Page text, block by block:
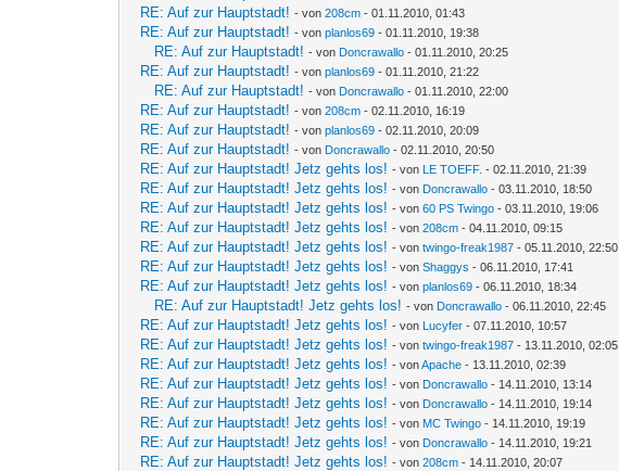
RE: Auf zur Hauptstadt! - von208cm - 01.11.2010, 01:43
RE: Auf zur Hauptstadt! - vonplanlos69 - 01.11.2010, 19:38
RE: Auf zur Hauptstadt! - von Doncrawallo - 01.11.2010, 20:25
RE: Auf zur Hauptstadt! - vonplanlos69 - 01.11.2010, 21:22
RE: Auf zur Hauptstadt! - von Doncrawallo - 01.11.2010, 22:00
RE: Auf zur Hauptstadt! - von208cm - 02.11.2010, 16:19
RE: Auf zur Hauptstadt! - vonplanlos69 - 02.11.2010, 20:09
RE: Auf zur Hauptstadt! - von Doncrawallo - 02.11.2010, 20:50
RE: Auf zur Hauptstadt! Jetz gehts los! - von LE TOEFF. - 02.11.2010, 21:39
RE: Auf zur Hauptstadt! Jetz gehts los! - von Doncrawallo - 03.11.2010, 18:50
RE: Auf zur Hauptstadt! Jetz gehts los! - von60 PS Twingo - 03.11.2010, 19:06
RE: Auf zur Hauptstadt! Jetz gehts los! - von208cm - 04.11.2010, 09:15
RE: Auf zur Hauptstadt! Jetz gehts los! - vontwingo-freak1987 - 05.11.2010, 22:50
RE: Auf zur Hauptstadt! Jetz gehts los! - vonShaggys - 06.11.2010, 17:41
RE: Auf zur Hauptstadt! Jetz gehts los! - vonplanlos69 - 06.11.2010, 18:34
RE: Auf zur Hauptstadt! Jetz gehts los! - von Doncrawallo - 06.11.2010, 22:45
RE: Auf zur Hauptstadt! Jetz gehts los! - von Lucyfer - 07.11.2010, 10:57
RE: Auf zur Hauptstadt! Jetz gehts los! - vontwingo-freak1987 - 13.11.2010, 02:05
RE: Auf zur Hauptstadt! Jetz gehts los! - vonApache - 13.11.2010, 02:39
RE: Auf zur Hauptstadt! Jetz gehts los! - von Doncrawallo - 14.11.2010, 13:14
RE: Auf zur Hauptstadt! Jetz gehts los! - von Doncrawallo - 14.11.2010, 19:14
RE: Auf zur Hauptstadt! Jetz gehts los! - von MC Twingo - 14.11.2010, 19:19
RE: Auf zur Hauptstadt! Jetz gehts los! - von Doncrawallo - 14.11.2010, 19:21
RE: Auf zur Hauptstadt! Jetz gehts los! - von208cm - 14.11.2010, 20:07